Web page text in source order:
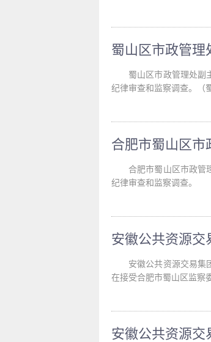
蜀山区市政管理处副
纪律审查和监察调查。（
合肥市蜀山区市政管
纪律审查和监察调查。
安徽公共资源交易集
在接受合肥市蜀山区监察